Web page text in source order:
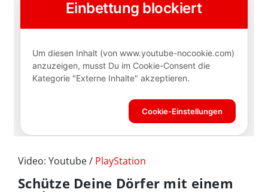
Video: Youtube / PlayStation
Schütze Deine Dörfer mit einem